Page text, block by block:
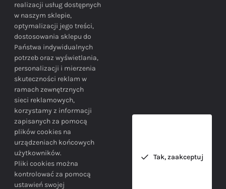
BEZPIECZEŃSTWO
Bezpieczne zakupy gwarantowane!
realizacji usług dostępnych
w naszym sklepie,
optymalizacji jego treści,
dostosowania sklepu do
Państwa indywidualnych
potrzeb oraz wyświetlania,
personalizacji i mierzenia
skuteczności reklam w
ramach zewnętrznych
sieci reklamowych,
korzystamy z informacji
zapisanych za pomocą
plików cookies na
urządzeniach końcowych
użytkowników.
Pliki cookies można
kontrolować za pomocą
ustawień swojej
Tak, zaakceptuj